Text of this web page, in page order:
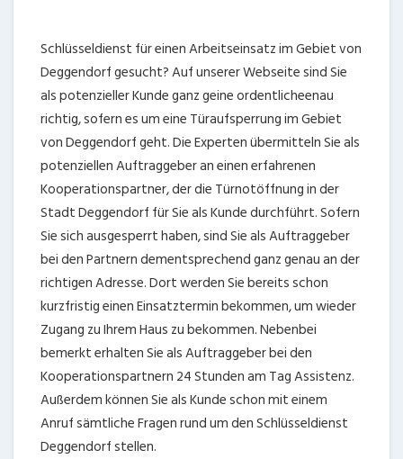
Schlüsseldienst für einen Arbeitseinsatz im Gebiet von
Deggendorf gesucht? Auf unserer Webseite sind Sie
als potenzieller Kunde ganz geine ordentlicheenau
richtig, sofern es um eine Türaufsperrung im Gebiet
von Deggendorf geht. Die Experten übermitteln Sie als
potenziellen Auftraggeber an einen erfahrenen
Kooperationspartner, der die Türnotöffnung in der
Stadt Deggendorf für Sie als Kunde durchführt. Sofern
Sie sich ausgesperrt haben, sind Sie als Auftraggeber
bei den Partnern dementsprechend ganz genau an der
richtigen Adresse. Dort werden Sie bereits schon
kurzfristig einen Einsatztermin bekommen, um wieder
Zugang zu Ihrem Haus zu bekommen. Nebenbei
bemerkt erhalten Sie als Auftraggeber bei den
Kooperationspartnern 24 Stunden am Tag Assistenz.
Außerdem können Sie als Kunde schon mit einem
Anruf sämtliche Fragen rund um den Schlüsseldienst
Deggendorf stellen.